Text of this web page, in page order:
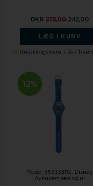
DKR 275,00242,00
LÆG I KURV
Bestillingsvare - 3-7
12%
Model 55333892
Disney
Avengers analog ur